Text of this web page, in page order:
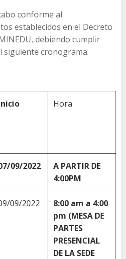
conforme al
establecidos en el Decreto
debiendo cumplir
cronograma:
Hora
09/2022
A PARTIR DE
4:00PM
09/2022
8:00 am a 4:00
pm (MESA DE
PARTES
PRESENCIAL
DE LA SEDE